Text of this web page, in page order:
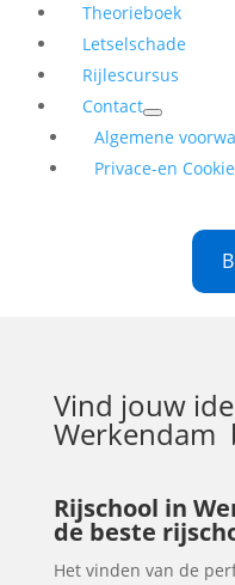
Theorieboek
Letselschade
Rijlescursus
Contact
Algemene
Privace-en
Vind jouw
Werkendam
Rijschool in
de beste
Het vinden van de